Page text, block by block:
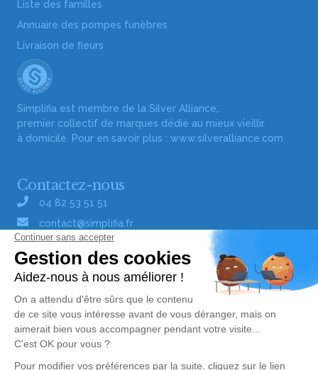
Liste des familles
Annuaire des pompes funèbres
Livraison de fleurs
Simplifia est membre de la Silver Alliance,
premier collectif de marques dédié au mieux vieillir
à domicile. Pour en savoir plus : www.silveralliance.com
Contactez-nous
04 82 53 51 51
contact@simplifia.fr
Réseaux sociaux
Liens utiles
Publier un avis de décès